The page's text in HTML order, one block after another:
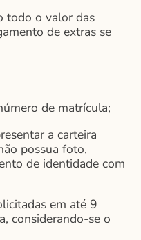
todo o valor das
de extras se
de matrícula;
a carteira
possua foto,
de identidade com
em até 9
considerando-se o